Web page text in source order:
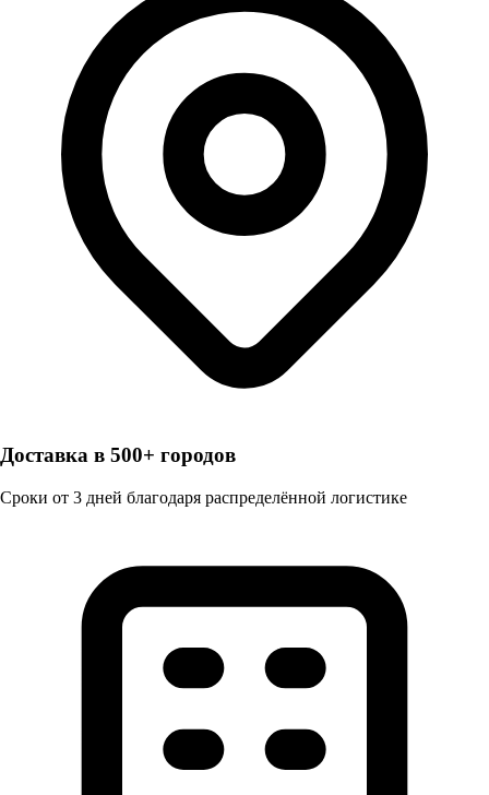
Доставка в 500+ городов
Сроки от 3 дней благодаря распределённой логистике